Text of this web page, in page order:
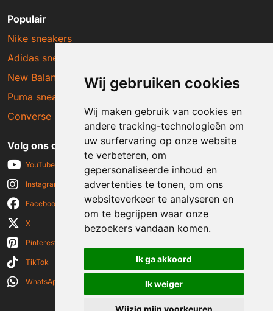
Wij gebruiken cookies
Wij maken gebruik van cookies en
andere tracking-technologieën om
uw surfervaring op onze website
te verbeteren, om
gepersonaliseerde inhoud en
advertenties te tonen, om ons
websiteverkeer te analyseren en
om te begrijpen waar onze
bezoekers vandaan komen.
Ik ga akkoord
Ik weiger
Wijzig mijn voorkeuren
Populair
Nike sneakers
Adidas sneakers
New Balance sneakers
Puma sneakers
Converse sneakers
Volg ons op social media
YouTube
Instagram
Facebook
X
Pinterest
TikTok
WhatsApp